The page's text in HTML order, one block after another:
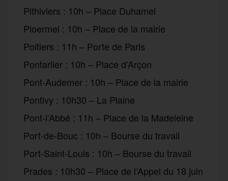
Pithiviers : 10h – Place Duhamel
Ploermel : 10h – Place de la mairie
Poitiers : 11h – Porte de Paris
Pontarlier : 10h – Place d’Arçon
Pont-Audemer : 10h – Place de la mairie
Pontivy : 10h30 – La Plaine
Pont-l’Abbé : 11h – Place de la Madeleine
Port-de-Bouc : 10h – Bourse du travail
Port-Saint-Louis : 10h – Bourse du travail
Prades : 10h30 – Place de l’Appel du 18 juin